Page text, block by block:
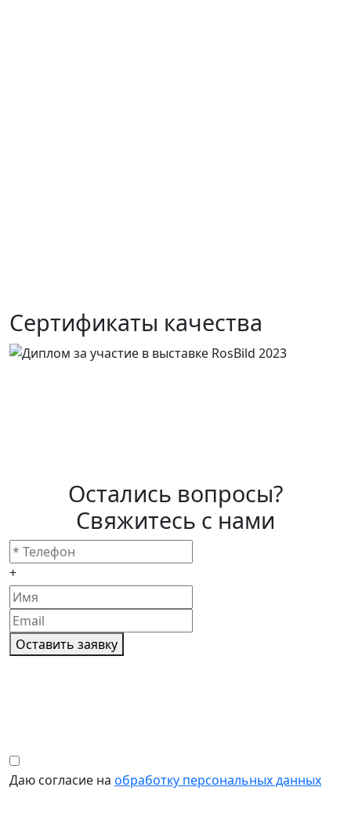
Сертификаты качества
Остались вопросы?
Свяжитесь с нами
+
Оставить заявку
Даю согласие на обработку персональных данных